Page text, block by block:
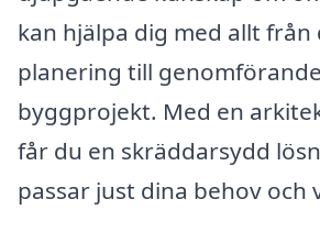
kan hjälpa dig med allt från
planering till
byggprojekt. Med en
får du en skräddarsydd
passar just dina behov och